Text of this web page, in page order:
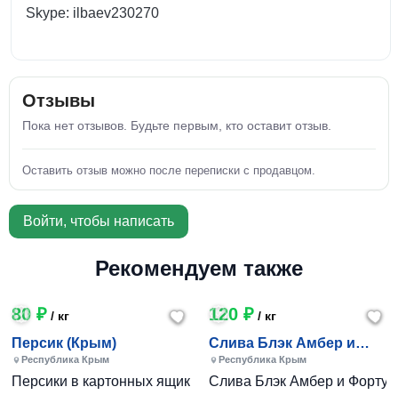
Skype: ilbaev230270
Отзывы
Пока нет отзывов. Будьте первым, кто оставит отзыв.
Оставить отзыв можно после переписки с продавцом.
Войти, чтобы написать
Рекомендуем также
80 ₽ / кг
Персик (Крым)
Республика Крым
Персики в картонных ящиках по 7-10 кг. Цена 80-200 руб
120 ₽/ кг
Слива Блэк Амбер и
Фортуна (Крым)
Республика Крым
Слива Блэк Амбер и